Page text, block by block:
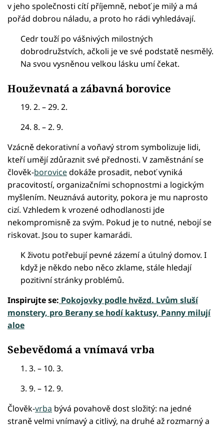
v jeho společnosti cítí příjemně, neboť je milý a má
pořád dobrou náladu, a proto ho rádi vyhledávají.
Cedr touží po vášnivých milostných
dobrodružstvích, ačkoli je ve své podstatě nesmělý.
Na svou vysněnou velkou lásku umí čekat.
Houževnatá a zábavná borovice
19. 2. – 29. 2.
24. 8. – 2. 9.
Vzácně dekorativní a voňavý strom symbolizuje lidi,
kteří umějí zdůraznit své přednosti. V zaměstnání se
člověk-borovicedokáže prosadit, neboť vyniká
pracovitostí, organizačními schopnostmi a logickým
myšlením. Neuznává autority, pokora je mu naprosto
cizí. Vzhledem k vrozené odhodlanosti jde
nekompromisně za svým. Pokud je to nutné, nebojí se
riskovat. Jsou to super kamarádi.
K životu potřebují pevné zázemí a útulný domov. I
když je někdo nebo něco zklame, stále hledají
pozitivní stránky problémů.
Inspirujte se: Pokojovky podle hvězd. Lvům sluší
monstery, pro Berany se hodí kaktusy, Panny milují
aloe
Sebevědomá a vnímavá vrba
1. 3. – 10. 3.
3. 9. – 12. 9.
Člověk-vrba bývá povahově dost složitý: na jedné
straně velmi vnímavý a citlivý, na druhé až rozmarný a